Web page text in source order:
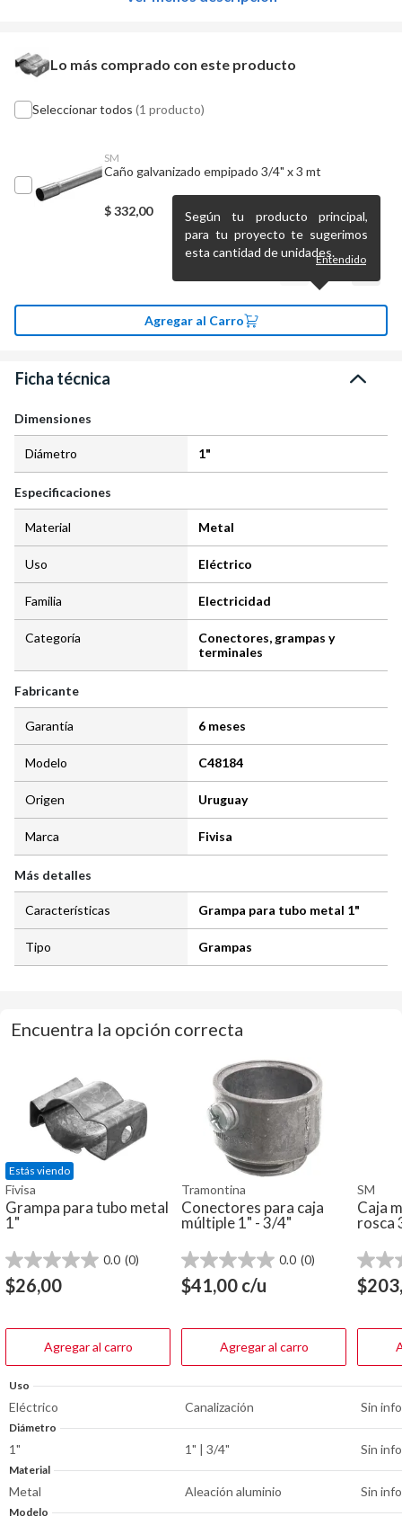
Lo más comprado con este producto
Seleccionar todos (1 producto)
SM
Caño galvanizado empipado 3/4" x 3 mt
$332,00
Según tu producto principal,
para tu proyecto te sugerimos
esta cantidad de unidades.Entendido
Agregar al Carro
Ficha técnica
Dimensiones
Diámetro 1"
Especificaciones
Material Metal
Uso Eléctrico
Familia Electricidad
Categoría
Conectores, grampas y
terminales
Fabricante
Garantía 6 meses
Modelo C48184
Origen Uruguay
Marca Fivisa
Más detalles
Características Grampa para tubo metal 1"
Tipo Grampas
Encuentra la opción correcta
Estás viendo
Fivisa
Grampa para tubo metal
1"
0.0 (0)
0.0
de
5
$26,00
Agregar al carro
Tramontina
Conectores para caja
múltiple 1" - 3/4"
0.0 (0)
0.0
de
5
$41,00 c/u
Agregar al carro
SM
Caja
rosca
0.0
de
5
$
Uso
Eléctrico Canalización Sin
Diámetro
1" 1" | 3/4" Sin
Material
Metal Aleación aluminio Sin
Modelo